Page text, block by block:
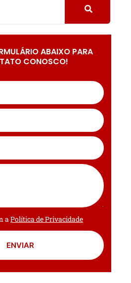
ABAIXO PARA
CONOSCO!
a Política de Privacidade
ENVIAR